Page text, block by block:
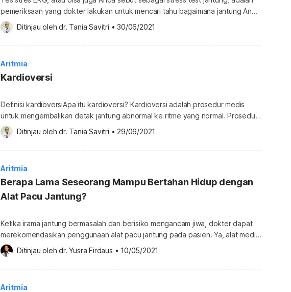
pemeriksaan yang dokter lakukan untuk mencari tahu bagaimana jantung Anda
memberikan respons tekanan pada saat beraktivitas fisik. Biasanya, dokter
melakukan tes ini untuk menilai tingkat keparahan penyakit arteri koroner
sekaligus memahami kebugaran fisik pasien. Nah, simak yuk penjelasan
Ditinjau oleh dr. Tania Savitri • 30/06/2021
Aritmia
Kardioversi
Definisi kardioversiApa itu kardioversi? Kardioversi adalah prosedur medis
untuk mengembalikan detak jantung abnormal ke ritme yang normal. Prosedur
ini umumnya dokter lakukan ketika seseorang mengalami gangguan irama
jantung atau aritmia. Secara umum, ada dua jenis kardioversi yang dapat
dilakukan dokter, yaitu: Kardioversi kimiawi (farmakologis) Pada jenis ini,
jantung yang tidak teratur. Obat […]
Ditinjau oleh dr. Tania Savitri • 29/06/2021
Aritmia
Berapa Lama Seseorang Mampu Bertahan Hidup dengan
Alat Pacu Jantung?
Ketika irama jantung bermasalah dan berisiko mengancam jiwa, dokter dapat
merekomendasikan penggunaan alat pacu jantung pada pasien. Ya, alat medis
yang satu ini berfungsi untuk membantu mengendalikan detak jantung pasien
supaya tetap normal. Memangnya, berapa lama usia harapan hidup dengan
alat pacu jantung? Berikut ulasan lengkapnya. Berapa lama usia harapan hidup
Ditinjau oleh dr. Yusra Firdaus • 10/05/2021
Aritmia